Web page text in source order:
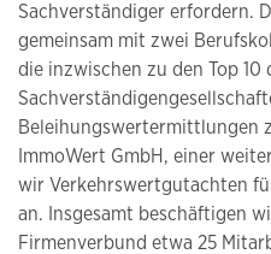
Sachverständiger erfordern.
gemeinsam mit zwei
die inzwischen zu den Top 10
Beleihungswertermittlungen
ImmoWert GmbH, einer
wir Verkehrswertgutachten
an. Insgesamt beschäftigen
Firmenverbund etwa 25